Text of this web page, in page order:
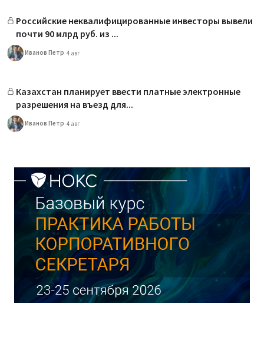
Российские неквалифицированные инвесторы вывели
почти 90 млрд руб. из ...
Иванов Петр 4 авг
Казахстан планирует ввести платные электронные
разрешения на въезд для...
Иванов Петр 4 авг